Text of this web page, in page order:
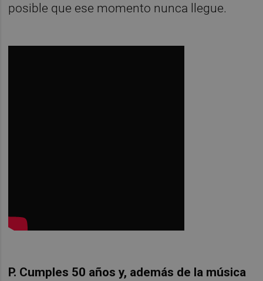
posible que ese momento nunca llegue.
P. Cumples 50 años y, además de la música